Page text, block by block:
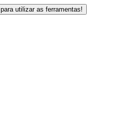
para utilizar as ferramentas!